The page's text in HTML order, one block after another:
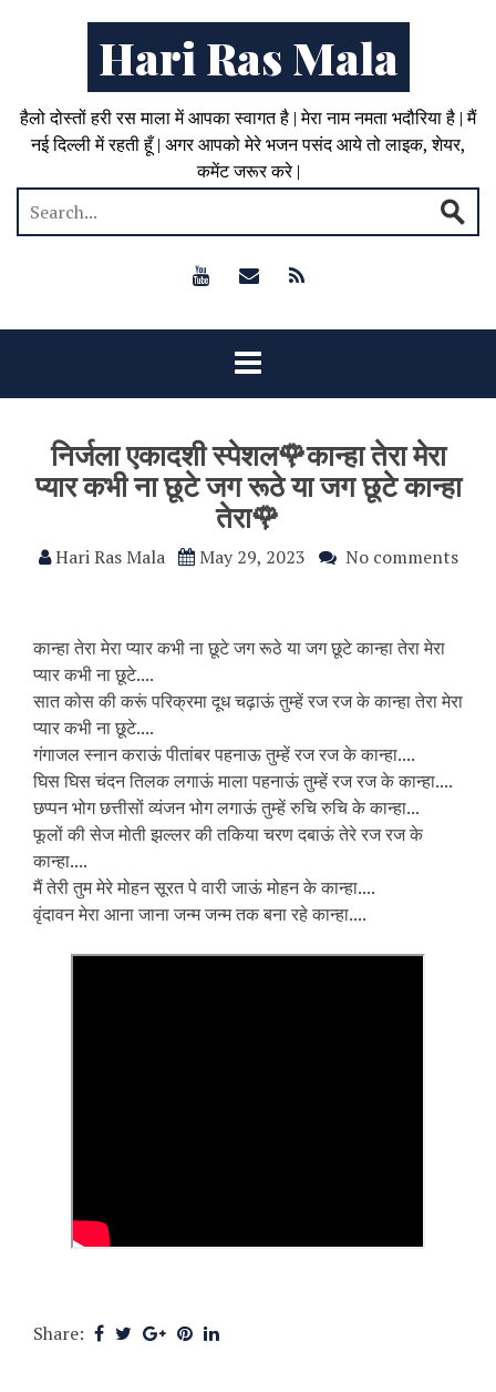
Hari Ras Mala
हैलो दोस्तों हरी रस माला में आपका स्वागत है | मेरा नाम नमता भदौरिया है | मैं
नई दिल्ली में रहती हूँ | अगर आपको मेरे भजन पसंद आये तो लाइक, शेयर,
कमेंट जरूर करे |
निर्जला एकादशी स्पेशल🌹कान्हा तेरा मेरा
प्यार कभी ना छूटे जग रूठे या जग छूटे कान्हा
तेरा🌹
Hari Ras Mala May 29, 2023 No comments
कान्हा तेरा मेरा प्यार कभी ना छूटे जग रूठे या जग छूटे कान्हा तेरा मेरा
प्यार कभी ना छूटे....
सात कोस की करूं परिक्रमा दूध चढ़ाऊं तुम्हें रज रज के कान्हा तेरा मेरा
प्यार कभी ना छूटे....
गंगाजल स्नान कराऊं पीतांबर पहनाऊ तुम्हें रज रज के कान्हा....
घिस घिस चंदन तिलक लगाऊं माला पहनाऊं तुम्हें रज रज के कान्हा....
छप्पन भोग छत्तीसों व्यंजन भोग लगाऊं तुम्हें रुचि रुचि के कान्हा...
फूलों की सेज मोती झल्लर की तकिया चरण दबाऊं तेरे रज रज के
कान्हा....
मैं तेरी तुम मेरे मोहन सूरत पे वारी जाऊं मोहन के कान्हा....
वृंदावन मेरा आना जाना जन्म जन्म तक बना रहे कान्हा....
Share: